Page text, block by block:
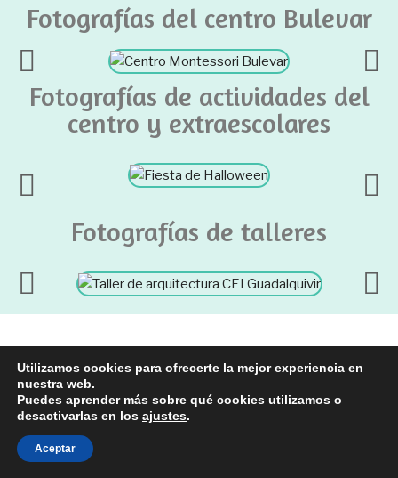
Fotografías del centro Bulevar
Fotografías de actividades del
centro y extraescolares
Fotografías de talleres
Formulario de
contacto
Utilizamos cookies para ofrecerte la mejor experiencia en
nuestra web.
Puedes aprender más sobre qué cookies utilizamos o
desactivarlas en los ajustes.
Aceptar